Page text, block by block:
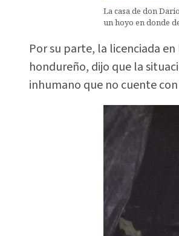
La casa de don
un hoyo en donde
Por su parte, la licenciada
hondureño, dijo que la
inhumano que no cuente